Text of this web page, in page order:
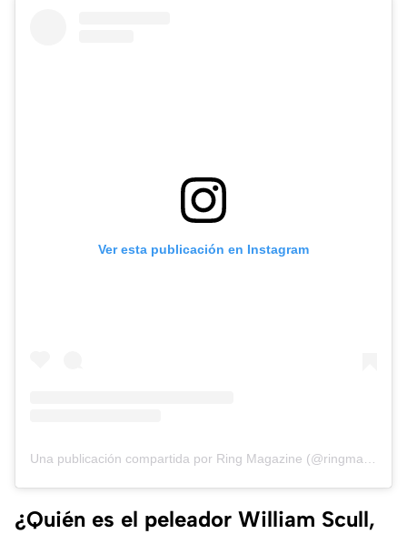
Ver esta publicación en Instagram
Una publicación compartida por Ring Magazine (@ringmagazine)
¿Quién es el peleador William Scull,